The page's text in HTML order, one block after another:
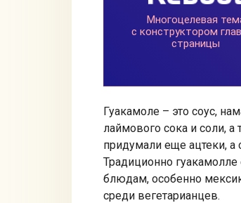
Гуакамоле – это соус,
лаймового сока и соли,
придумали еще ацтеки, а
Традиционно
блюдам, особенно
среди вегетарианцев.